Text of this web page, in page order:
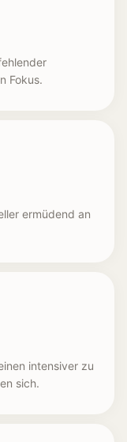
Fokus.
ermüdend an
intensiver zu
sich.